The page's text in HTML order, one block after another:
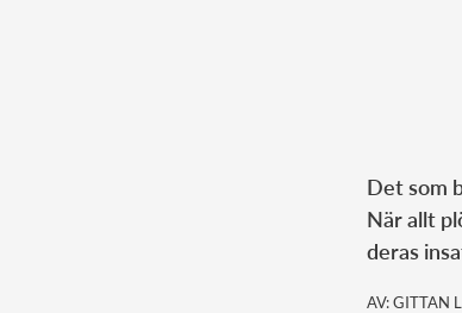
Det som
När allt
deras
AV: GITTAN